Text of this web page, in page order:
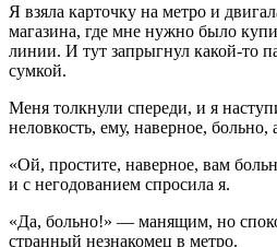
Я взяла карточку на метро и
магазина, где мне нужно было
линии. И тут запрыгнул какой-то
сумкой.
Меня толкнули спереди, и я
неловкость, ему, наверное,
«Ой, простите, наверное, вам
и с негодованием спросила я.
«Да, больно!» — манящим, но
странный незнакомец в метро.